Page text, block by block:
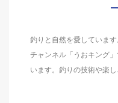
釣りと自然を愛していま
チャンネル「うおキング
います。釣りの技術や楽し